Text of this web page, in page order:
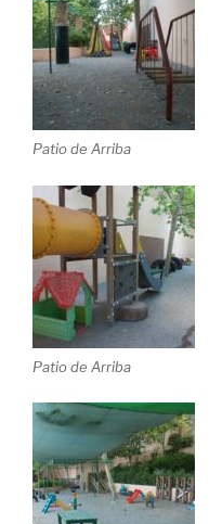
Patio de Arriba
Patio de Arriba